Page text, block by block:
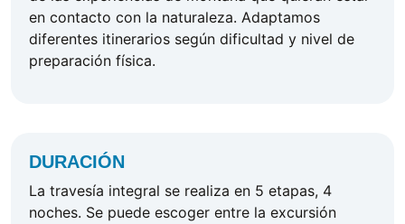
en contacto con la naturaleza. Adaptamos
diferentes itinerarios según dificultad y nivel de
preparación física.
DURACIÓN
La travesía integral se realiza en 5 etapas, 4
noches. Se puede escoger entre la excursión